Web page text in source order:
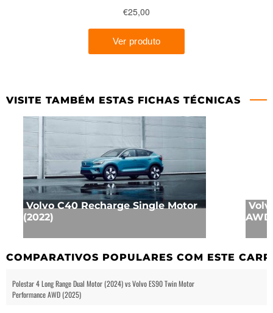
VISITE TAMBÉM ESTAS FICHAS TÉCNICAS
Volvo C40 Recharge Single Motor
(2022)
COMPARATIVOS POPULARES COM ESTE
Polestar 4 Long Range Dual Motor (2024) vs Volvo ES90 Twin Motor
Performance AWD (2025)